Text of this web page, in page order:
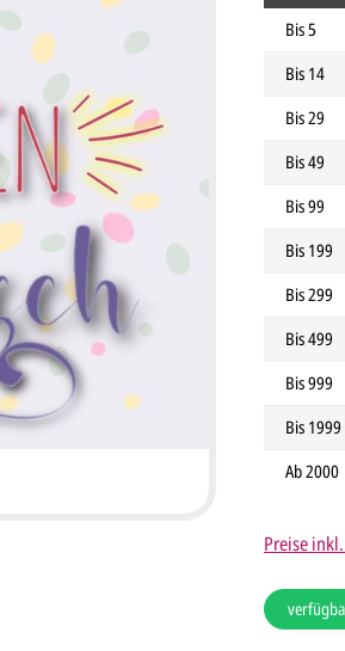
Bis5
Bis 14
Bis29
Bis49
Bis99
Bis 199
Bis299
Bis499
Bis999
Bis 1999
Ab2000
Preise